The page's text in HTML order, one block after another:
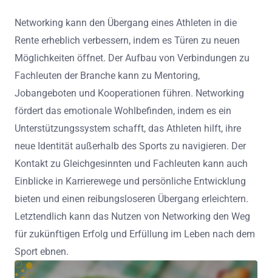
Networking kann den Übergang eines Athleten in die
Rente erheblich verbessern, indem es Türen zu neuen
Möglichkeiten öffnet. Der Aufbau von Verbindungen zu
Fachleuten der Branche kann zu Mentoring,
Jobangeboten und Kooperationen führen. Networking
fördert das emotionale Wohlbefinden, indem es ein
Unterstützungssystem schafft, das Athleten hilft, ihre
neue Identität außerhalb des Sports zu navigieren. Der
Kontakt zu Gleichgesinnten und Fachleuten kann auch
Einblicke in Karrierewege und persönliche Entwicklung
bieten und einen reibungsloseren Übergang erleichtern.
Letztendlich kann das Nutzen von Networking den Weg
für zukünftigen Erfolg und Erfüllung im Leben nach dem
Sport ebnen.